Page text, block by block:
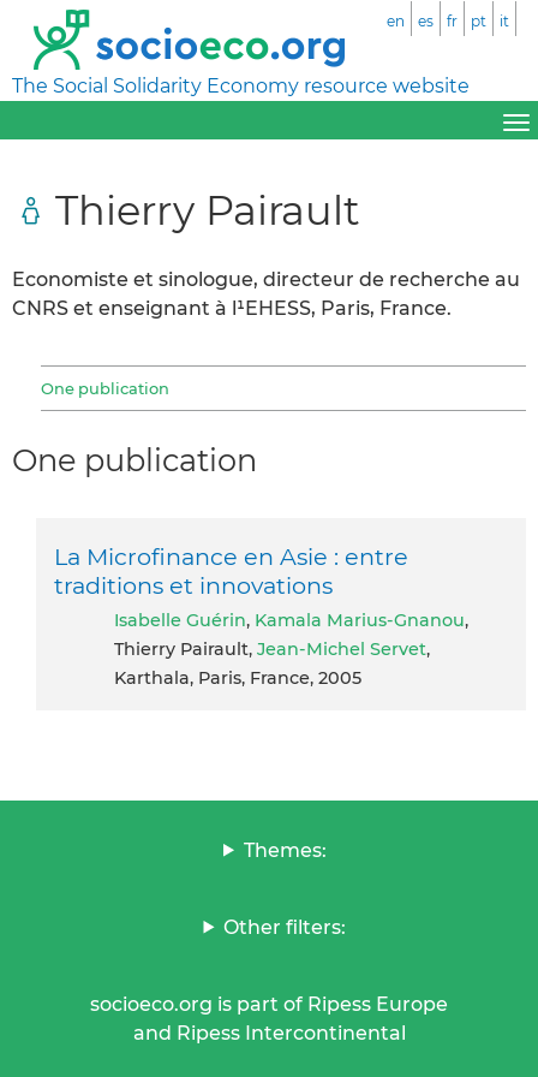
The Social Solidarity Economy resource website
en es fr pt it
Thierry Pairault
Economiste et sinologue, directeur de recherche au
CNRS et enseignant à l¹EHESS, Paris, France.
One publication
One publication
La Microfinance en Asie : entre
traditions et innovations
Isabelle Guérin, Kamala Marius-Gnanou,
Thierry Pairault, Jean-Michel Servet,
Karthala, Paris, France, 2005
Themes:
Other filters:
socioeco.org is part of Ripess Europe
and Ripess Intercontinental